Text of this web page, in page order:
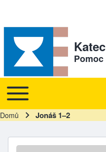
Hlavní navigace
Toggle main menu
Drobečková navigace
Domů Jonáš 1–2